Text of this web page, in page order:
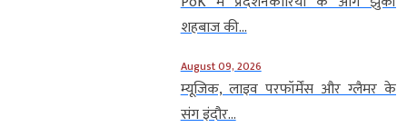
शहबाज की...
August 09, 2026
म्यूजिक, लाइव परफॉर्मेंस और ग्लैमर के
संग इंदौर...